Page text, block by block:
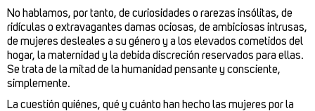
No hablamos, por tanto, de curiosidades o rarezas insólitas, de
ridículas o extravagantes damas ociosas, de ambiciosas intrusas,
de mujeres desleales a su género y a los elevados cometidos del
hogar, la maternidad y la debida discreción reservados para ellas.
Se trata de la mitad de la humanidad pensante y consciente,
simplemente.
La cuestión quiénes, qué y cuánto han hecho las mujeres por la